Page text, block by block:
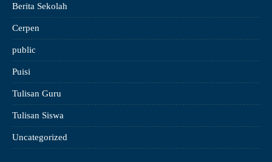
Berita Sekolah
Cerpen
public
Puisi
Tulisan Guru
Tulisan Siswa
Uncategorized